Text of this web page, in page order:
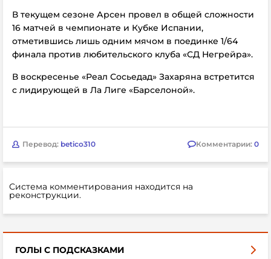
В текущем сезоне Арсен провел в общей сложности
16 матчей в чемпионате и Кубке Испании,
отметившись лишь одним мячом в поединке 1/64
финала против любительского клуба «СД Негрейра».
В воскресенье «Реал Сосьедад» Захаряна встретится
с лидирующей в Ла Лиге «Барселоной».
Перевод: betico310 Комментарии: 0
Система комментирования находится на
реконструкции.
ГОЛЫ С ПОДСКАЗКАМИ